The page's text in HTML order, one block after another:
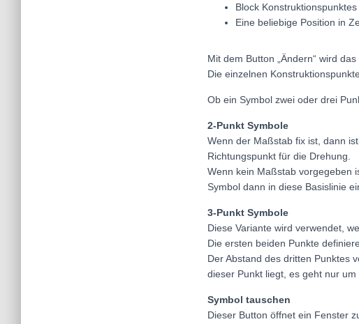
Block
Eine beliebige Position in
Mit dem Button „Ändern“ wird
Die einzelnen
Ob ein Symbol zwei oder drei
2-Punkt Symbole
Wenn der Maßstab fix ist, dann
Richtungspunkt für die Drehung.
Wenn kein Maßstab vorgegeben
Symbol dann in diese Basislinie
3-Punkt Symbole
Diese Variante wird verwendet,
Die ersten beiden Punkte
Der Abstand des dritten Punktes
dieser Punkt liegt, es geht nur
Symbol tauschen
Dieser Button öffnet ein Fenster